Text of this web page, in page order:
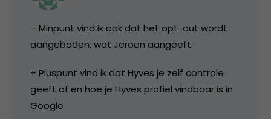
– Minpunt vind ik ook dat het opt-out wordt
aangeboden, wat Jeroen aangeeft.
+ Pluspunt vind ik dat Hyves je zelf controle
geeft of en hoe je Hyves profiel vindbaar is in
Google